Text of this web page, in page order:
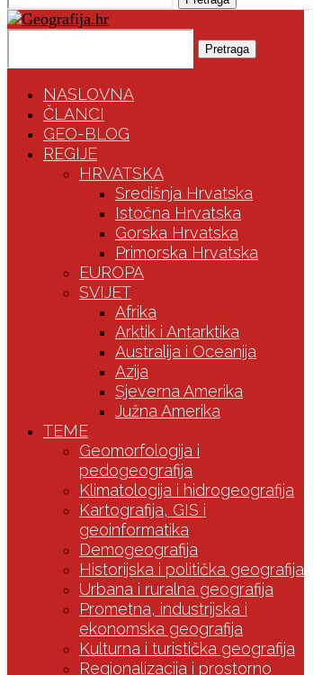
Pretraga
NASLOVNA
ČLANCI
GEO-BLOG
REGIJE
HRVATSKA
Središnja Hrvatska
Istočna Hrvatska
Gorska Hrvatska
Primorska Hrvatska
EUROPA
SVIJET
Afrika
Arktik i Antarktika
Australija i Oceanija
Azija
Sjeverna Amerika
Južna Amerika
TEME
Geomorfologija i
pedogeografija
Klimatologija i hidrogeografija
Kartografija, GIS i
geoinformatika
Demogeografija
Historijska i politička geografija
Urbana i ruralna geografija
Prometna, industrijska i
ekonomska geografija
Kulturna i turistička geografija
Regionalizacija i prostorno